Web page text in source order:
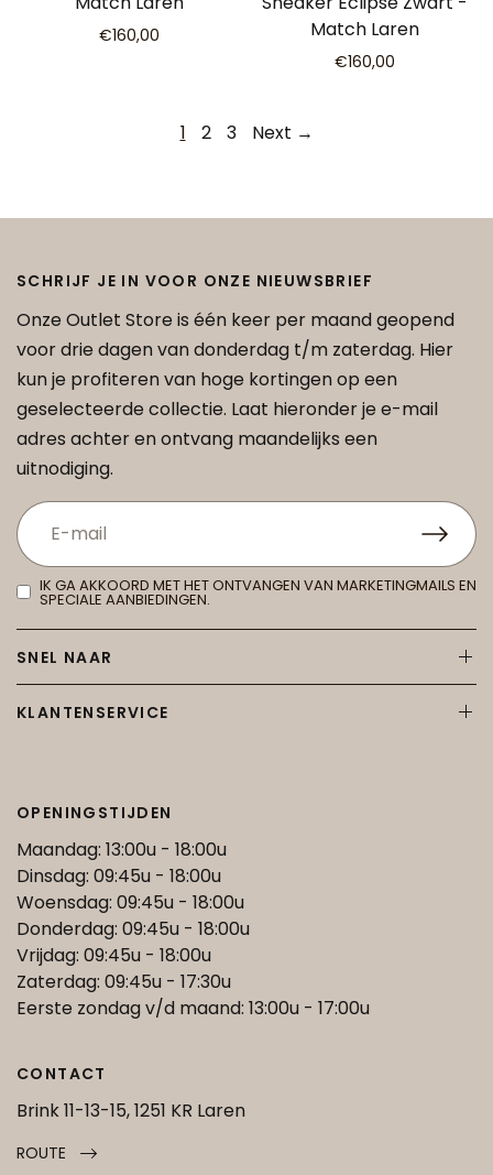
€160,00
Match Laren
€160,00
1 2 3 Next →
SCHRIJF JE IN VOOR ONZE NIEUWSBRIEF
Onze Outlet Store is één keer per maand geopend
voor drie dagen van donderdag t/m zaterdag. Hier
kun je profiteren van hoge kortingen op een
geselecteerde collectie. Laat hieronder je e-mail
adres achter en ontvang maandelijks een
uitnodiging.
IK GA AKKOORD MET HET ONTVANGEN VAN MARKETINGMAILS EN
SPECIALE AANBIEDINGEN.
SNEL NAAR
KLANTENSERVICE
OPENINGSTIJDEN
Maandag: 13:00u - 18:00u
Dinsdag: 09:45u - 18:00u
Woensdag: 09:45u - 18:00u
Donderdag: 09:45u - 18:00u
Vrijdag: 09:45u - 18:00u
Zaterdag: 09:45u - 17:30u
Eerste zondag v/d maand: 13:00u - 17:00u
CONTACT
Brink 11-13-15, 1251 KR Laren
ROUTE